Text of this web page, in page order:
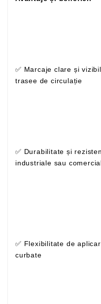
✅ Marcaje clare și
trasee de circulație
✅ Durabilitate și
industriale sau
✅ Flexibilitate de
curbate